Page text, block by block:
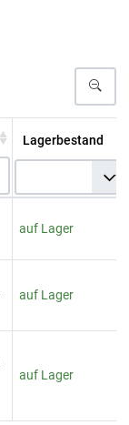
Lagerbestand
auf Lager
auf Lager
auf Lager